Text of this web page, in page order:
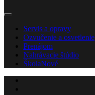
Servis a opravy
Ozvučenie a osvetlenie
Prenájom
Nahrávacie štúdio
ŠkolaNové